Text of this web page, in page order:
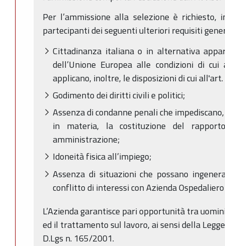
Per l’ammissione alla selezione è
partecipanti dei seguenti ulteriori requisiti
Cittadinanza italiana o in alternativa
dell’Unione Europea alle condizioni di
applicano, inoltre, le disposizioni di cui
Godimento dei diritti civili e politici;
Assenza di condanne penali che
in materia, la costituzione del
amministrazione;
Idoneità fisica all’impiego;
Assenza di situazioni che possano
conflitto di interessi con Azienda
L’Azienda garantisce pari opportunità tra
ed il trattamento sul lavoro, ai sensi della
D.Lgs n. 165/2001.